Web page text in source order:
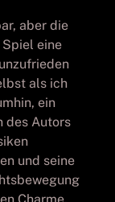
aber die
Spiel eine
als ich
ein
des Autors
und seine